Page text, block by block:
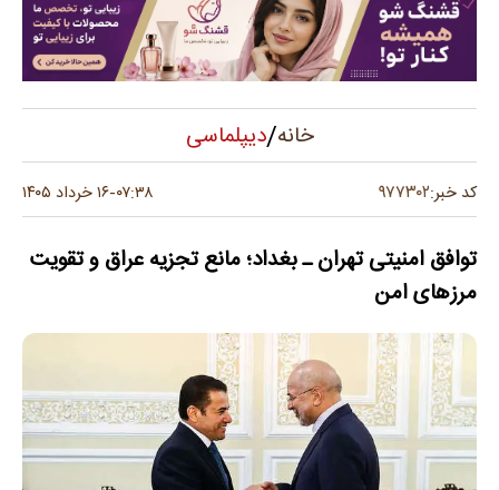
خانه/دیپلماسی
کد خبر:۹۷۷۳۰۲ ۰۷:۳۸-۱۶ خرداد ۱۴۰۵
توافق امنیتی تهران ـ بغداد؛ مانع تجزیه عراق و تقویت
مرزهای امن